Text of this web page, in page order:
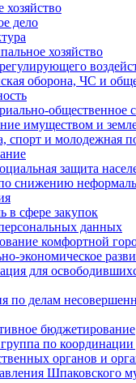
хозяйство
дело
хозяйство
оборона, ЧС и
общественное
имуществом и
спорт и молодежная
защита
снижению
в сфере закупок
данных
комфортной
экономическое
для
по делам
бюджетирование
по координации
органов и
Шпаковского